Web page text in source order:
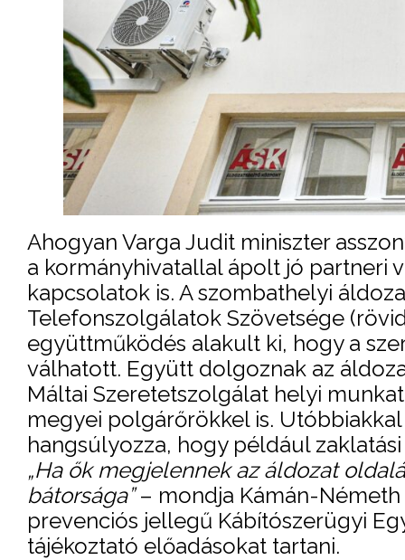
Ahogyan Varga Judit miniszter
a kormányhivatallal ápolt jó partneri
kapcsolatok is. A szombathelyi
Telefonszolgálatok Szövetsége
együttműködés alakult ki, hogy a
válhatott. Együtt dolgoznak az
Máltai Szeretetszolgálat helyi
megyei polgárőrökkel is.
hangsúlyozza, hogy például
„Ha ők megjelennek az áldozat
bátorsága”– mondja Kámán-Németh
prevenciós jellegű Kábítószerügyi
tájékoztató előadásokat tartani.